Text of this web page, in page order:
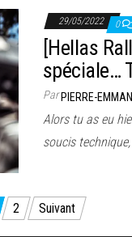
29/05/2022 0
[Hellas
spéciale…
ParPIERRE-
Alors tu as eu
soucis
2 Suivant